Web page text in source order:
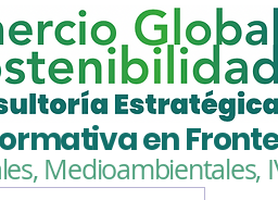
en
Medioambientales,